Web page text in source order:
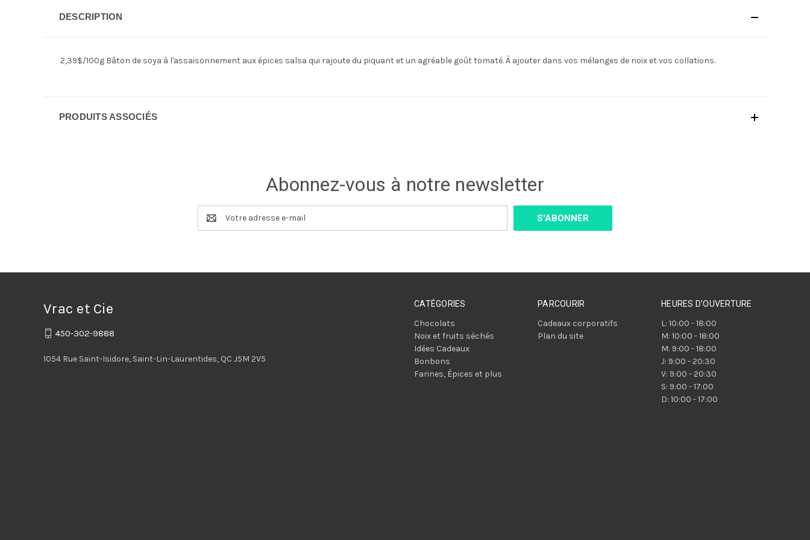
DESCRIPTION
2,39$/100g Bâton de soya à l'assaisonnement aux épices salsa qui rajoute du piquant et un agréable goût tomaté. À ajouter dans vos mélanges de noix et vos collations.
PRODUITS ASSOCIÉS
Abonnez-vous à notre newsletter
Adresse
CATÉGORIES
Chocolats
Noix et fruits séchés
Idées Cadeaux
Bonbons
Farines, Épices et plus
PARCOURIR
Cadeaux corporatifs
Plan du site
HEURES D'OUVERTURE
L: 10:00 - 18:00
M: 10:00 - 18:00
M: 9:00 - 18:00
J: 9:00 - 20:30
V: 9:00 - 20:30
S: 9:00 - 17:00
D: 10:00 - 17:00
Vrac et Cie
450-302-9888
1054 Rue Saint-Isidore, Saint-Lin-Laurentides, QC J5M 2V5